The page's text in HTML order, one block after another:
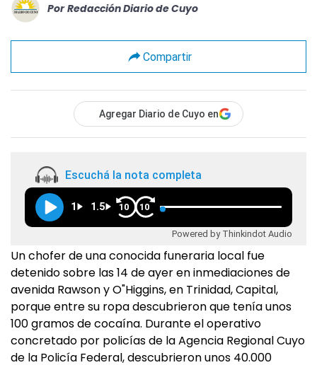
Por Redacción Diario de Cuyo
Compartir
Agregar Diario de Cuyo en
Escuchá la nota completa
1 1.5 10 10
Powered by Thinkindot Audio
Un chofer de una conocida funeraria local fue
detenido sobre las 14 de ayer en inmediaciones de
avenida Rawson y O"Higgins, en Trinidad, Capital,
porque entre su ropa descubrieron que tenía unos
100 gramos de cocaína. Durante el operativo
concretado por policías de la Agencia Regional Cuyo
de la Policía Federal, descubrieron unos 40.000